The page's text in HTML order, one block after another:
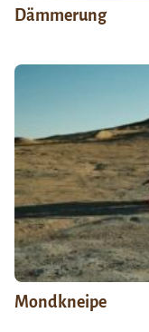
Dämmerung
Mondkneipe